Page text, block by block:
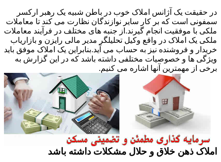
در حقیقت یک آژانس املاک خوب در باطن شبیه یک رهبر ارکسر
سمفونی است که بر کار سایر نوازندگان نظارت می کند تا معاملات
ملکی با موفقیت انجام گیرند.از جنبه های مختلف در فرآیند معاملات
ملکی یک املاک در واقع وکیل تحلیلگر مدیر مالی رایزن و بازاریاب
خریدار و فروشنده نیز به حساب می آید.بنابراین یک املاک موفق باید
ویژگی ها و خصوصیات مختلفی داشته باشد که در این گزارش به
برخی از مهمترین آنها اشاره می کنیم.
املاک ذهن خلاق و حلال مشکلات داشته باشد